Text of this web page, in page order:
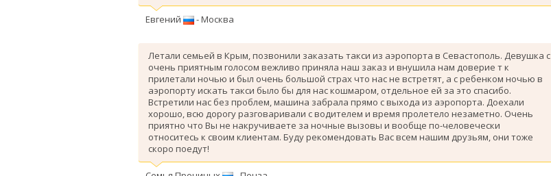
Евгений - Москва
Летали семьей в Крым, позвонили заказать такси из аэропорта в Севастополь. Девушка с
очень приятным голосом вежливо приняла наш заказ и внушила нам доверие т к
прилетали ночью и был очень большой страх что нас не встретят, а с ребенком ночью в
аэропорту искать такси было бы для нас кошмаром, отдельное ей за это спасибо.
Вcтретили нас без проблем, машина забрала прямо с выхода из аэропорта. Доехали
хорошо, всю дорогу разговаривали с водителем и время пролетело незаметно. Очень
приятно что Вы не накручиваете за ночные вызовы и вообще по-человечески
относитесь к своим клиентам. Буду рекомендовать Вас всем нашим друзьям, они тоже
скоро поедут!